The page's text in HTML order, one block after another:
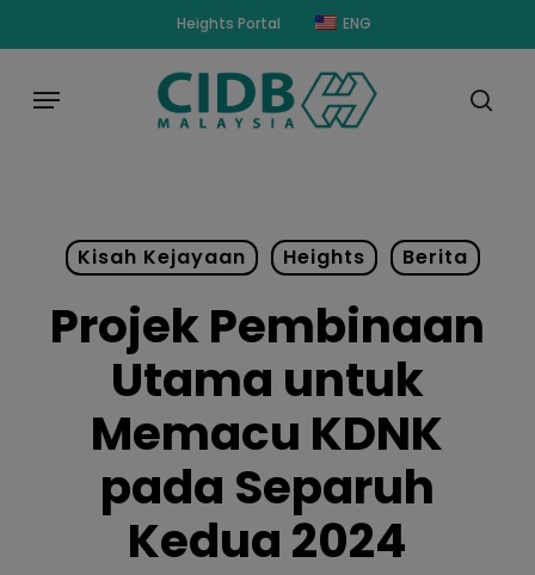
content
Heights Portal ENG
Menu
Kisah Kejayaan Heights Berita
Projek Pembinaan
Utama untuk
Memacu KDNK
pada Separuh
Kedua 2024
modal-check